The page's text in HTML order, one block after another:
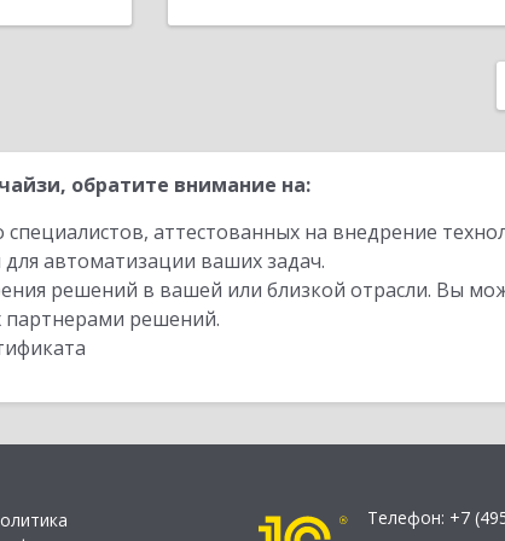
обратите внимание на:
специалистов, аттестованных на внедрение
для автоматизации ваших задач.
решений в вашей или близкой отрасли. Вы
решений.
Телефон: +7